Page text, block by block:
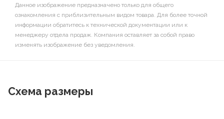
Данное изображение предназначено только для общего
ознакомления с приблизительным видом товара. Для более точной
информации обратитесь к технической документации или к
менеджеру отдела продаж. Компания оставляет за собой право
изменять изображение без уведомления.
Схема размеры